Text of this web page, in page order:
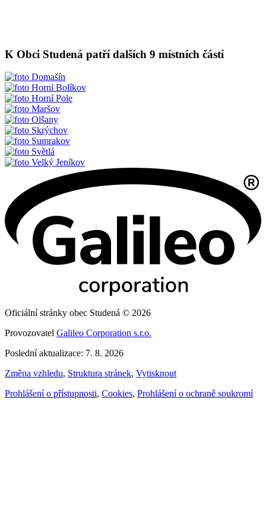
K Obci Studená patří dalších 9 místních částí
Domašín
Horní Bolíkov
Horní Pole
Maršov
Olšany
Skrýchov
Sumrakov
Světlá
Velký Jeníkov
Oficiální stránky obec Studená © 2026
Provozovatel Galileo Corporation s.r.o.
Poslední aktualizace: 7. 8. 2026
Změna vzhledu, Struktura stránek, Vytisknout
Prohlášení o přístupnosti, Cookies, Prohlášení o ochraně soukromí